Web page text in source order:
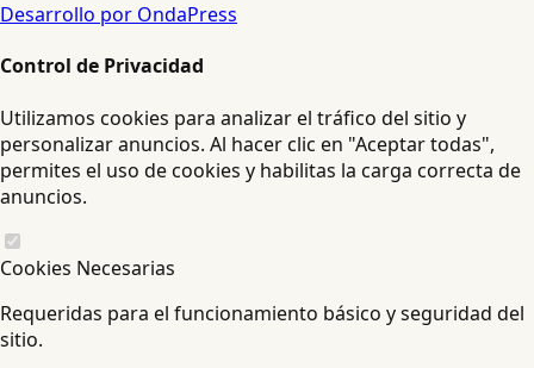
Desarrollo por OndaPress
Control de Privacidad
Utilizamos cookies para analizar el tráfico del sitio y
personalizar anuncios. Al hacer clic en "Aceptar todas",
permites el uso de cookies y habilitas la carga correcta de
anuncios.
Cookies Necesarias
Requeridas para el funcionamiento básico y seguridad del
sitio.